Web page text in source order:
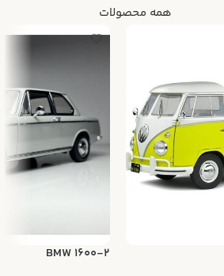
همه محصولات
BMW 1600-2